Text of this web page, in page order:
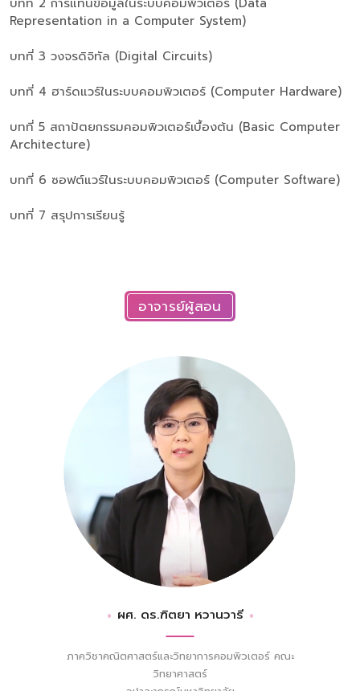
Representation in a Computer System)
บทที่ 3 วงจรดิจิทัล (Digital Circuits)
บทที่ 4 ฮาร์ดแวร์ในระบบคอมพิวเตอร์ (Computer Hardware)
บทที่ 5 สถาปัตยกรรมคอมพิวเตอร์เบื้องต้น (Basic Computer
Architecture)
บทที่ 6 ซอฟต์แวร์ในระบบคอมพิวเตอร์ (Computer Software)
บทที่ 7 สรุปการเรียนรู้
อาจารย์ผู้สอน
ผศ. ดร.ฑิตยา หวานวารี
ภาควิชาคณิตศาสตร์และวิทยาการคอมพิวเตอร์ คณะ
วิทยาศาสตร์